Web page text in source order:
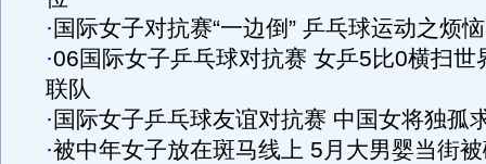
· 国际女子对抗赛“一边倒” 乒乓球运动之烦恼
·06国际女子乒乓球对抗赛 女乒5比0横扫世
联队
· 国际女子乒乓球友谊对抗赛 中国女将独孤
·被中年女子放在斑马线上 5月大男婴当街